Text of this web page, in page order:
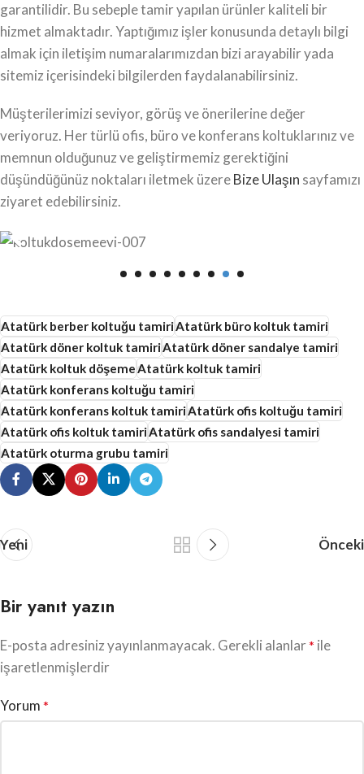
garantilidir. Bu sebeple tamir yapılan ürünler kaliteli bir
hizmet almaktadır. Yaptığımız işler konusunda detaylı bilgi
almak için iletişim numaralarımızdan bizi arayabilir yada
sitemiz içerisindeki bilgilerden faydalanabilirsiniz.
Müşterilerimizi seviyor, görüş ve önerilerine değer
veriyoruz. Her türlü ofis, büro ve konferans koltuklarınız ve
memnun olduğunuz ve geliştirmemiz gerektiğini
düşündüğünüz noktaları iletmek üzereBize Ulaşın sayfamızı
ziyaret edebilirsiniz.
Atatürk berber koltuğu tamiriAtatürk büro koltuk tamiri
Atatürk döner koltuk tamiriAtatürk döner sandalye tamiri
Atatürk koltuk döşemeAtatürk koltuk tamiri
Atatürk konferans koltuğu tamiri
Atatürk konferans koltuk tamiriAtatürk ofis koltuğu tamiri
Atatürk ofis koltuk tamiriAtatürk ofis sandalyesi tamiri
Atatürk oturma grubu tamiri
Yeni Önceki
Bir yanıt yazın
E-posta adresiniz yayınlanmayacak. Gerekli alanlar* ile
işaretlenmişlerdir
Yorum *